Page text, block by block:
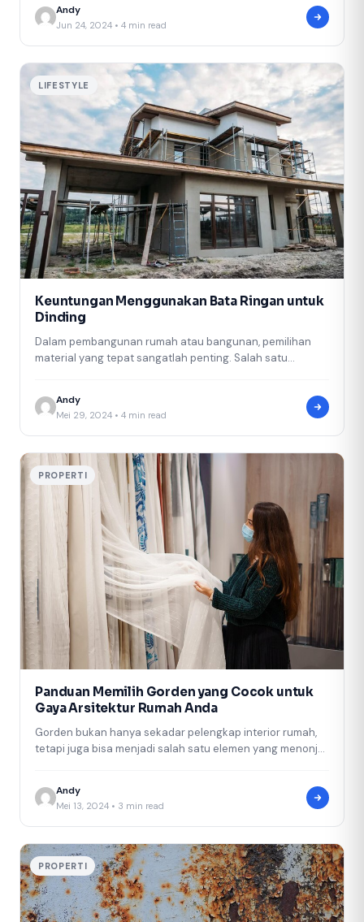
Andy
Jun 24, 2024 • 4 min read
LIFESTYLE
Keuntungan Menggunakan Bata Ringan untuk
Dinding
Dalam pembangunan rumah atau bangunan, pemilihan
material yang tepat sangatlah penting. Salah satu
Andy
Mei 29, 2024 • 4 min read
PROPERTI
Panduan Memilih Gorden yang Cocok untuk
Gaya Arsitektur Rumah Anda
Gorden bukan hanya sekadar pelengkap interior rumah,
tetapi juga bisa menjadi salah satu elemen yang menonjol
Andy
Mei 13, 2024 • 3 min read
PROPERTI